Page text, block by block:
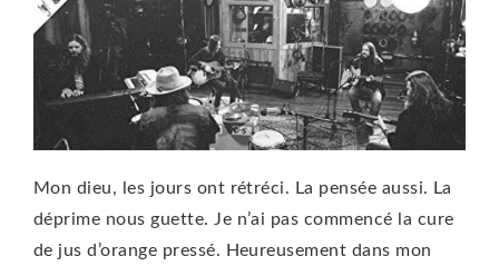
Mon dieu, les jours ont rétréci. La pensée aussi. La
déprime nous guette. Je n’ai pas commencé la cure
de jus d’orange pressé. Heureusement dans mon